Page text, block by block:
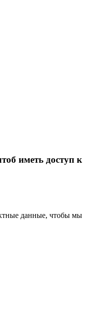
иметь доступ к
данные, чтобы мы